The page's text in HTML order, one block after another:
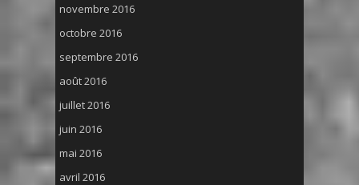
novembre 2016
octobre 2016
septembre 2016
août 2016
juillet 2016
juin 2016
mai 2016
avril 2016